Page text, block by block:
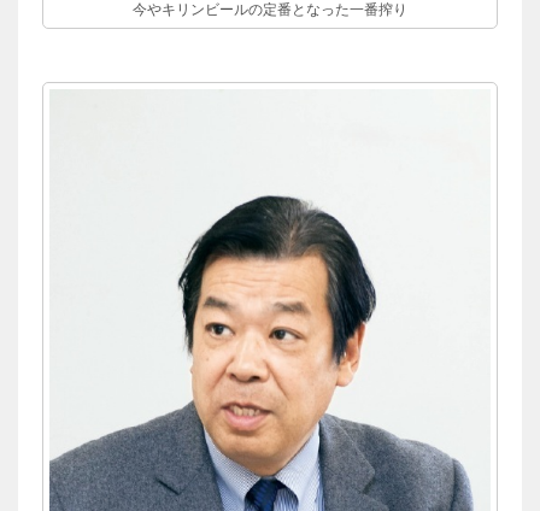
今やキリンビールの定番となった一番搾り